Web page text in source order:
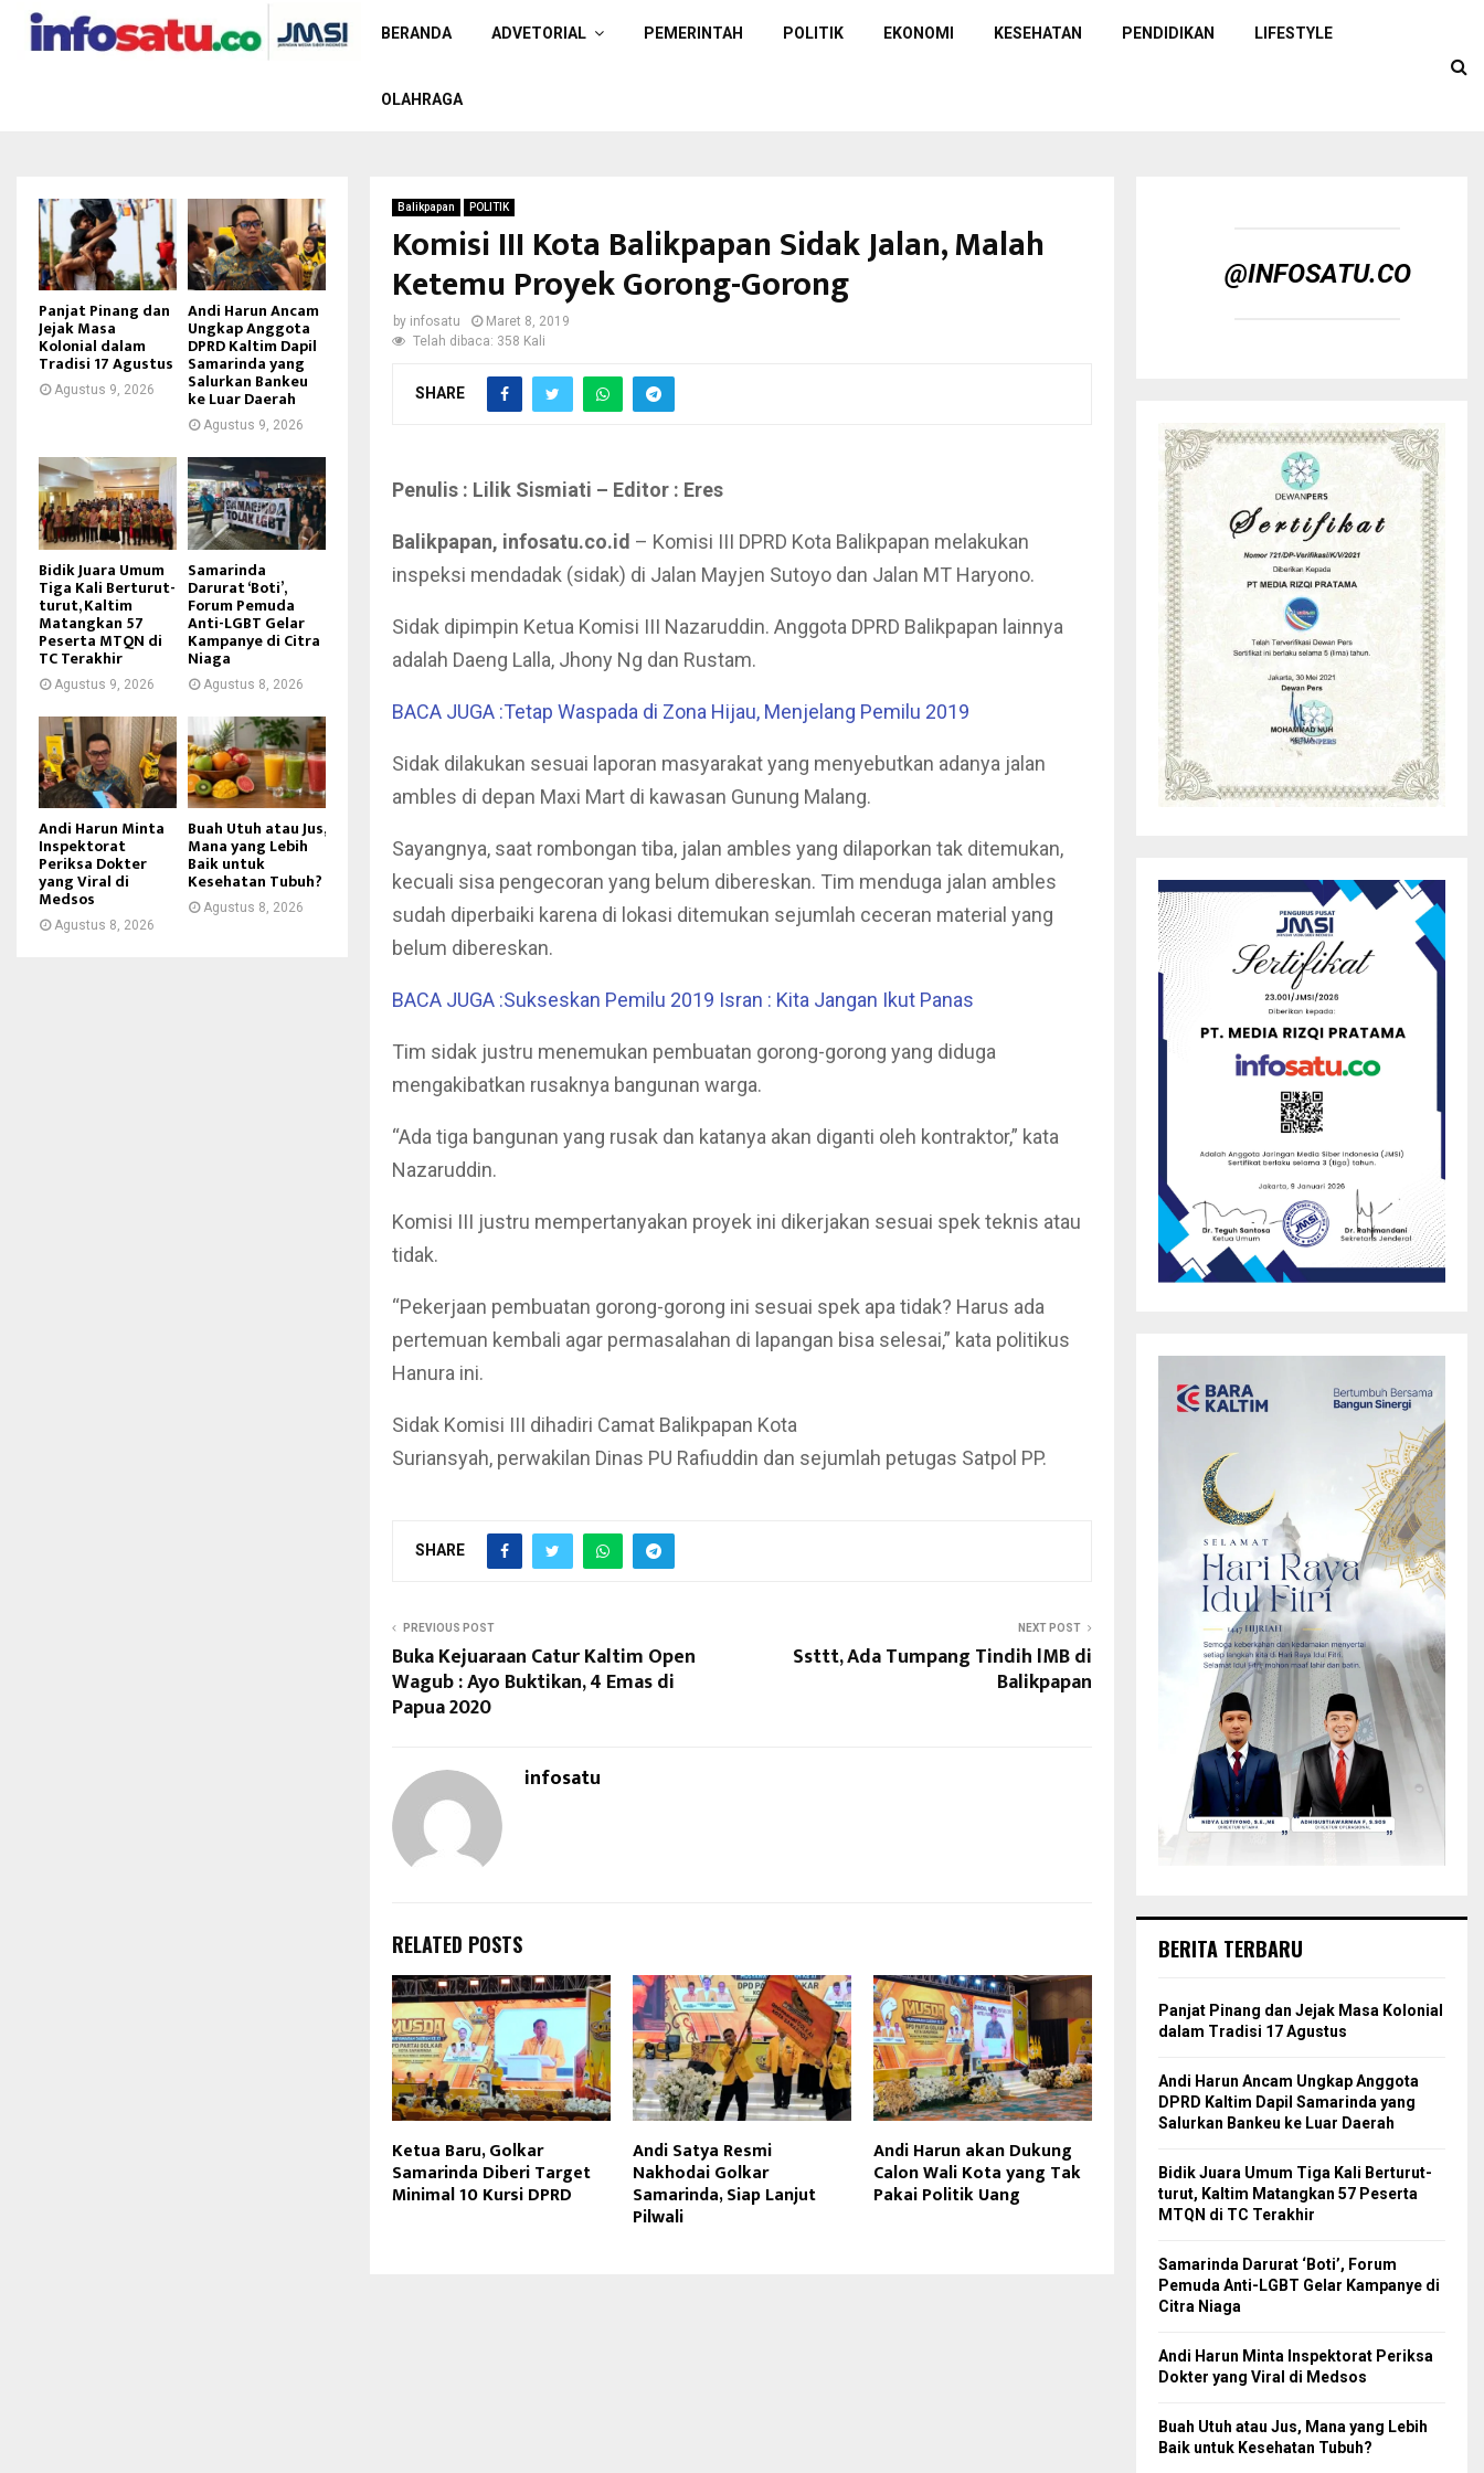
BERANDA ADVETORIAL PEMERINTAH POLITIK EKONOMI KESEHATAN PENDIDIKAN LIFESTYLE
OLAHRAGA
Balikpapan POLITIK
Komisi III Kota Balikpapan Sidak Jalan, Malah
Ketemu Proyek Gorong-Gorong
by infosatu
Maret 8, 2019
Telah dibaca: 358 Kali
SHARE
Penulis : Lilik Sismiati – Editor : Eres
Balikpapan, infosatu.co.id – Komisi III DPRD Kota Balikpapan melakukan
inspeksi mendadak (sidak) di Jalan Mayjen Sutoyo dan Jalan MT Haryono.
Sidak dipimpin Ketua Komisi III Nazaruddin. Anggota DPRD Balikpapan lainnya
adalah Daeng Lalla, Jhony Ng dan Rustam.
BACA JUGA :Tetap Waspada di Zona Hijau, Menjelang Pemilu 2019
Sidak dilakukan sesuai laporan masyarakat yang menyebutkan adanya jalan
ambles di depan Maxi Mart di kawasan Gunung Malang.
Sayangnya, saat rombongan tiba, jalan ambles yang dilaporkan tak ditemukan,
kecuali sisa pengecoran yang belum dibereskan. Tim menduga jalan ambles
sudah diperbaiki karena di lokasi ditemukan sejumlah ceceran material yang
belum dibereskan.
BACA JUGA :Sukseskan Pemilu 2019 Isran : Kita Jangan Ikut Panas
Tim sidak justru menemukan pembuatan gorong-gorong yang diduga
mengakibatkan rusaknya bangunan warga.
“Ada tiga bangunan yang rusak dan katanya akan diganti oleh kontraktor,” kata
Nazaruddin.
Komisi III justru mempertanyakan proyek ini dikerjakan sesuai spek teknis atau
tidak.
“Pekerjaan pembuatan gorong-gorong ini sesuai spek apa tidak? Harus ada
pertemuan kembali agar permasalahan di lapangan bisa selesai,” kata politikus
Hanura ini.
Sidak Komisi III dihadiri Camat Balikpapan Kota
Suriansyah, perwakilan Dinas PU Rafiuddin dan sejumlah petugas Satpol PP.
SHARE
PREVIOUS POST
Buka Kejuaraan Catur Kaltim Open
Wagub : Ayo Buktikan, 4 Emas di
Papua 2020
NEXT POST
Ssttt, Ada Tumpang Tindih lMB di
Balikpapan
infosatu
RELATED POSTS
Ketua Baru, Golkar
Samarinda Diberi Target
Minimal 10 Kursi DPRD
Andi Satya Resmi
Nakhodai Golkar
Samarinda, Siap Lanjut
Pilwali
Andi Harun akan Dukung
Calon Wali Kota yang Tak
Pakai Politik Uang
Panjat Pinang dan
Jejak Masa
Kolonial dalam
Tradisi 17 Agustus
Agustus 9, 2026
Andi Harun Ancam
Ungkap Anggota
DPRD Kaltim Dapil
Samarinda yang
Salurkan Bankeu
ke Luar Daerah
Agustus 9, 2026
Bidik Juara Umum
Tiga Kali Berturut-
turut, Kaltim
Matangkan 57
Peserta MTQN di
TC Terakhir
Agustus 9, 2026
Samarinda
Darurat ‘Boti’,
Forum Pemuda
Anti-LGBT Gelar
Kampanye di Citra
Niaga
Agustus 8, 2026
Andi Harun Minta
Inspektorat
Periksa Dokter
yang Viral di
Medsos
Agustus 8, 2026
Buah Utuh atau Jus,
Mana yang Lebih
Baik untuk
Kesehatan Tubuh?
Agustus 8, 2026
@INFOSATU.CO
BERITA TERBARU
Panjat Pinang dan Jejak Masa Kolonial
dalam Tradisi 17 Agustus
Andi Harun Ancam Ungkap Anggota
DPRD Kaltim Dapil Samarinda yang
Salurkan Bankeu ke Luar Daerah
Bidik Juara Umum Tiga Kali Berturut-
turut, Kaltim Matangkan 57 Peserta
MTQN di TC Terakhir
Samarinda Darurat ‘Boti’, Forum
Pemuda Anti-LGBT Gelar Kampanye di
Citra Niaga
Andi Harun Minta Inspektorat Periksa
Dokter yang Viral di Medsos
Buah Utuh atau Jus, Mana yang Lebih
Baik untuk Kesehatan Tubuh?